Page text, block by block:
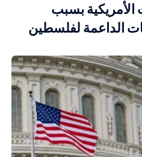
الأمريكية بسبب
الداعمة لفلسطين